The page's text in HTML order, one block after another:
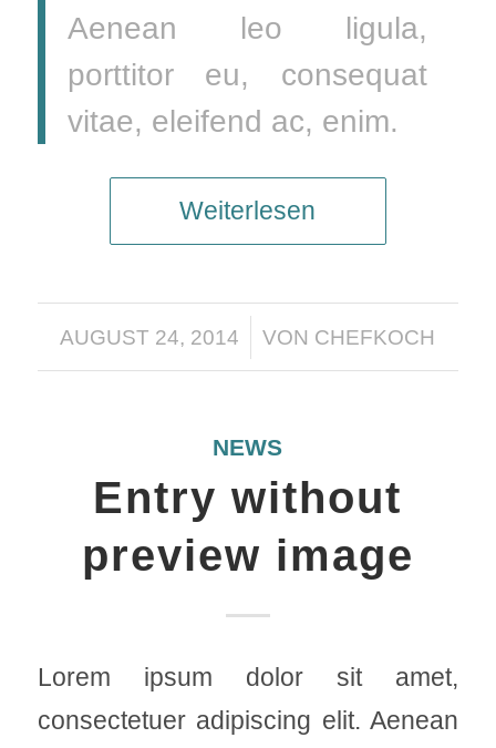
Aenean leo ligula,
porttitor eu, consequat
vitae, eleifend ac, enim.
Weiterlesen
AUGUST 24, 2014
/ VON CHEFKOCH
NEWS
Entry without
preview image
Lorem ipsum dolor sit amet,
consectetuer adipiscing elit. Aenean